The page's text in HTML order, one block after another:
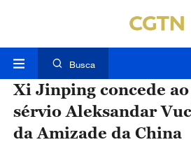
Busca
Xi Jinping concede
sérvio Aleksandar
da Amizade da China